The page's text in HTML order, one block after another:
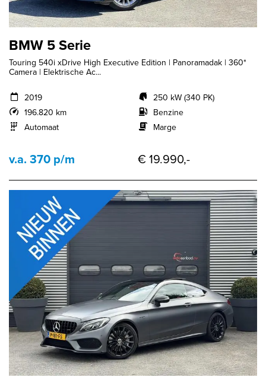
BMW 5 Serie
Touring 540i xDrive High Executive Edition | Panoramadak | 360*
Camera | Elektrische Ac...
2019
196.820 km
Automaat
250 kW (340 PK)
Benzine
Marge
v.a. 370 p/m € 19.990,-